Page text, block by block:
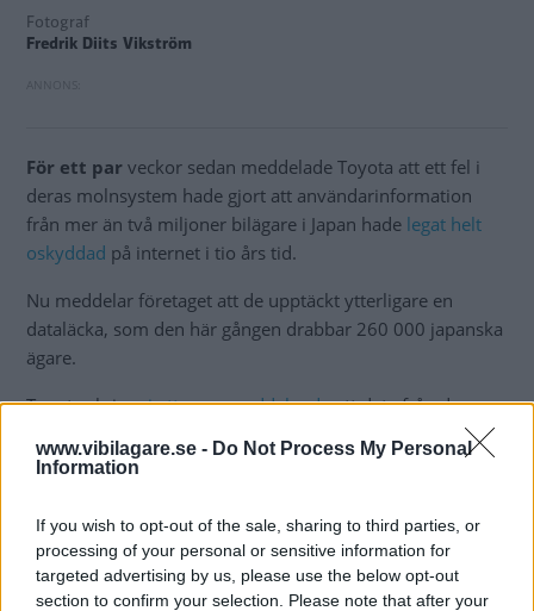
www.vibilagare.se - Do Not Process My Personal
Information
If you wish to opt-out of the sale, sharing to third parties, or
processing of your personal or sensitive information for
targeted advertising by us, please use the below opt-out
section to confirm your selection. Please note that after your
Fotograf
Fredrik Diits Vikström
För ett par veckor sedan meddelade Toyota att ett fel i
deras molnsystem hade gjort att användarinformation
från mer än två miljoner bilägare i Japan hade legat helt
oskyddad på internet i tio års tid.
Nu meddelar företaget att de upptäckt ytterligare en
dataläcka, som den här gången drabbar 260 000 japanska
ägare.
Toyota skriveri ett pressmeddelandeatt data från dess
molnsystem potentiellt kunde vara tillgängligt externt på
grund av en felkonfigurering.
kart- och enhetsdata, men ska enligt Toyota inte innehålla
platsinformation eller uppgifter som kan identifiera
specifika personer.